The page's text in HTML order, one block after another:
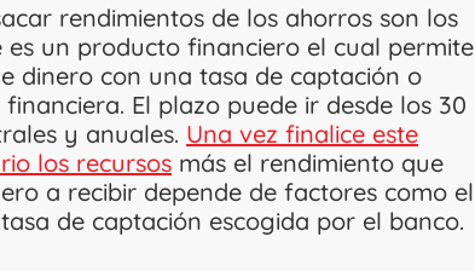
rendimientos de los ahorros son los
es un producto financiero el cual permite
dinero con una tasa de captación o
El plazo puede ir desde los 30
y anuales. Una vez finalice este
los recursos más el rendimiento que
a recibir depende de factores como el
de captación escogida por el banco.